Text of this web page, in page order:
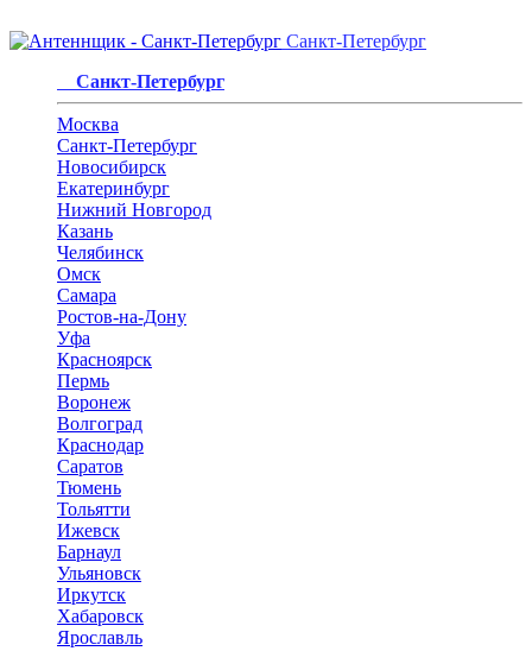
Санкт-Петербург
Санкт-Петербург
Москва
Санкт-Петербург
Новосибирск
Екатеринбург
Нижний Новгород
Казань
Челябинск
Омск
Самара
Ростов-на-Дону
Уфа
Красноярск
Пермь
Воронеж
Волгоград
Краснодар
Саратов
Тюмень
Тольятти
Ижевск
Барнаул
Ульяновск
Иркутск
Хабаровск
Ярославль